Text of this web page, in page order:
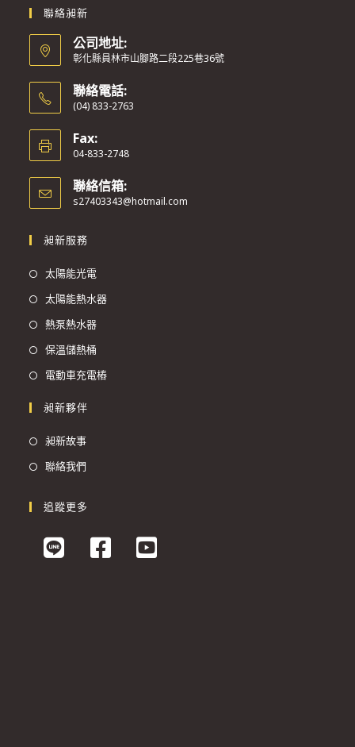
聯絡昶新
公司地址:
彰化縣員林市山腳路二段225巷36號
聯絡電話:
(04) 833-2763
Fax:
04-833-2748
聯絡信箱:
s27403343@hotmail.com
昶新服務
太陽能光電
太陽能熱水器
熱泵熱水器
保溫儲熱桶
電動車充電樁
昶新夥伴
昶新故事
聯絡我們
追蹤更多